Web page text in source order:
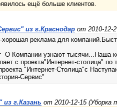
ещё больше клиентов.
из г.Краснодар от 2010-12-
хорошая реклама для
-О Компании узнают тысячи...Наша
с проекта"Интернет-столица" по
"Интернет-Столица"с
Сервис"
г.Казань от 2010-12-15 (Уборка